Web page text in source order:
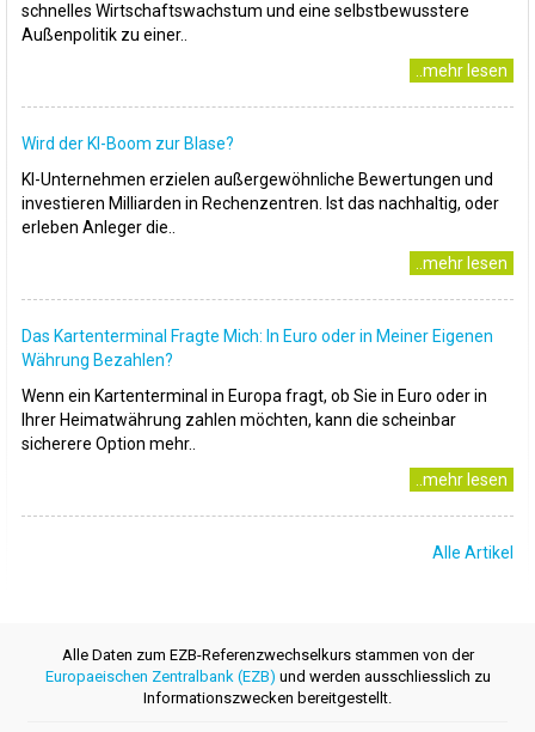
schnelles Wirtschaftswachstum und eine selbstbewusstere
Außenpolitik zu einer..
..mehr lesen
Wird der KI-Boom zur Blase?
KI-Unternehmen erzielen außergewöhnliche Bewertungen und
investieren Milliarden in Rechenzentren. Ist das nachhaltig, oder
erleben Anleger die..
..mehr lesen
Das Kartenterminal Fragte Mich: In Euro oder in Meiner Eigenen
Währung Bezahlen?
Wenn ein Kartenterminal in Europa fragt, ob Sie in Euro oder in
Ihrer Heimatwährung zahlen möchten, kann die scheinbar
sicherere Option mehr..
..mehr lesen
Alle Artikel
Alle Daten zum EZB-Referenzwechselkurs stammen von der
Europaeischen Zentralbank (EZB) und werden ausschliesslich zu
Informationszwecken bereitgestellt.